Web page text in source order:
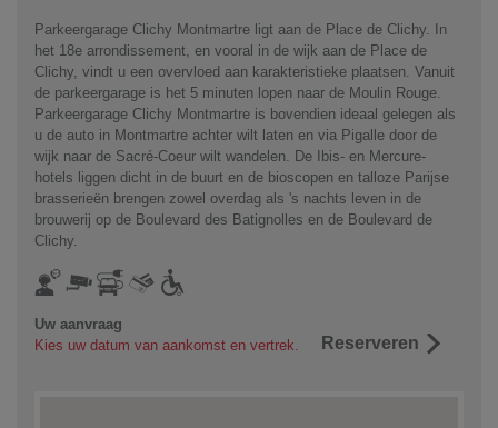
Parkeergarage Clichy Montmartre ligt aan de Place de Clichy. In
het 18e arrondissement, en vooral in de wijk aan de Place de
Clichy, vindt u een overvloed aan karakteristieke plaatsen. Vanuit
de parkeergarage is het 5 minuten lopen naar de Moulin Rouge.
Parkeergarage Clichy Montmartre is bovendien ideaal gelegen als
u de auto in Montmartre achter wilt laten en via Pigalle door de
wijk naar de Sacré-Coeur wilt wandelen. De Ibis- en Mercure-
hotels liggen dicht in de buurt en de bioscopen en talloze Parijse
brasserieën brengen zowel overdag als 's nachts leven in de
brouwerij op de Boulevard des Batignolles en de Boulevard de
Clichy.
Uw aanvraag
Kies uw datum van aankomst en vertrek.
Reserveren